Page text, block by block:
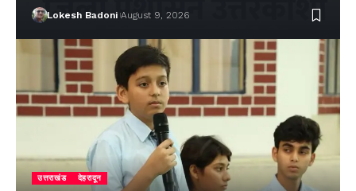
Lokesh Badoni August 9, 2026
उत्तराखंड देहरादून